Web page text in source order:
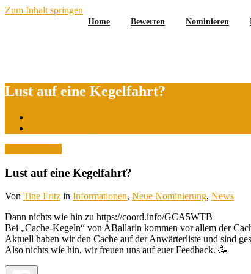
Zum Inhalt springen
Home Bewerten Nominieren
Lust auf eine Kegelfahrt?
Lust auf eine Kegelfahrt?
Von Tine Fritz in Informationen, Neue Nominierung, News
Dann nichts wie hin zu https://coord.info/GCA5WTB
Bei „Cache-Kegeln“ von ABallarin kommen vor allem der
Aktuell haben wir den Cache auf der Anwärterliste und sind
Also nichts wie hin, wir freuen uns auf euer Feedback. 🥳